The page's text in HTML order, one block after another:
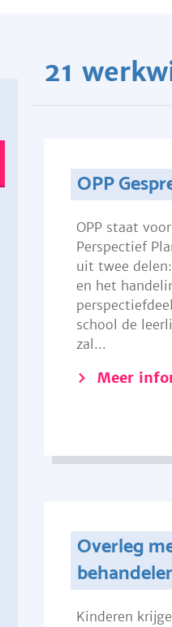
21
OPP
OPP staat
Perspectief
uit twee
en het
school de
zal...
Meer
Overleg
Kinderen